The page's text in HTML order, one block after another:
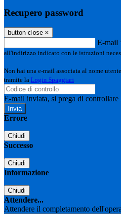
Recupero password
button close ×
E-mail
all'indirizzo indicato con le istruzioni
Non hai una e-mail associata al nome
tramite la Login Spaggiari
E-mail inviata, si prega di controllare
Errore
Chiudi
Successo
Chiudi
Informazione
Chiudi
Attendere...
Attendere il completamento